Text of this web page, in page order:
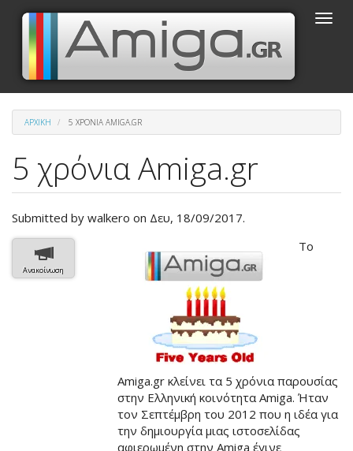
Παράκαμψη
κυρίως
περιεχόμενο
Toggle
ΑΡΧΙΚΉ 5 ΧΡΌΝΙΑ AMIGA.GR
5 χρόνια Amiga.gr
Submitted by walkero on Δευ, 18/09/2017.
Ανακοίνωση
εικόνα
Το
Amiga.gr κλείνει τα 5 χρόνια παρουσίας
στην Ελληνική κοινότητα Amiga. Ήταν
τον Σεπτέμβρη του 2012 που η ιδέα για
την δημιουργία μιας ιστοσελίδας
αφιερωμένη στην Amiga έγινε